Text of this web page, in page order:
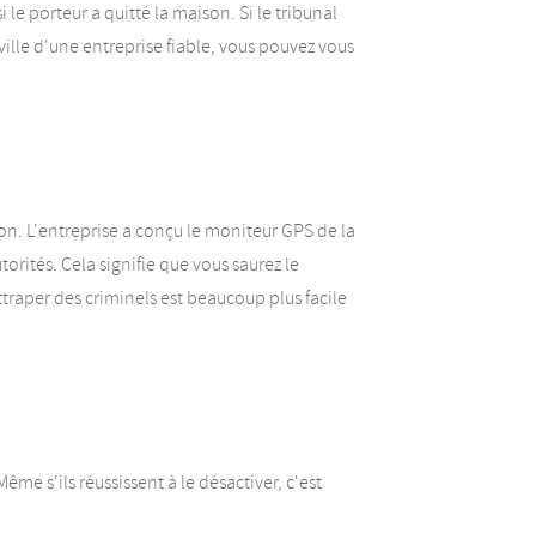
le porteur a quitté la maison. Si le tribunal
d'une entreprise fiable, vous pouvez vous
L'entreprise a conçu le moniteur GPS de la
Cela signifie que vous saurez le
des criminels est beaucoup plus facile
s'ils réussissent à le désactiver, c'est